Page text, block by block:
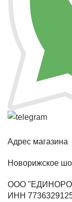
Адрес магазина
Новорижское
ООО
ИНН